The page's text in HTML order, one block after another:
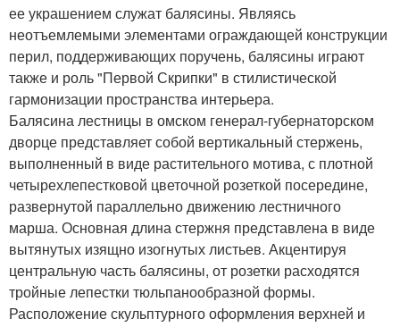
ее украшением служат балясины. Являясь
неотъемлемыми элементами ограждающей конструкции
перил, поддерживающих поручень, балясины играют
также и роль "Первой Скрипки" в стилистической
гармонизации пространства интерьера.
Балясина лестницы в омском генерал-губернаторском
дворце представляет собой вертикальный стержень,
выполненный в виде растительного мотива, с плотной
четырехлепестковой цветочной розеткой посередине,
развернутой параллельно движению лестничного
марша. Основная длина стержня представлена в виде
вытянутых изящно изогнутых листьев. Акцентируя
центральную часть балясины, от розетки расходятся
тройные лепестки тюльпанообразной формы.
Расположение скульптурного оформления верхней и